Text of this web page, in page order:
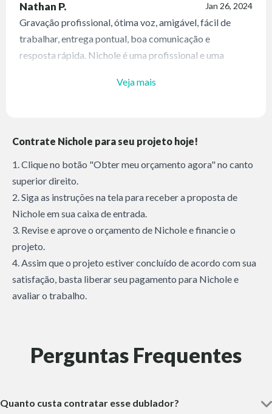
Jan 26, 2024
Nathan P.
Gravação profissional, ótima voz, amigável, fácil de
trabalhar, entrega pontual, boa comunicação e
resposta rápida. Nichole é uma profissional e uma
Veja mais
Contrate Nichole para seu projeto hoje!
1. Clique no botão "Obter meu orçamento agora" no canto
superior direito.
2. Siga as instruções na tela para receber a proposta de
Nichole em sua caixa de entrada.
3. Revise e aprove o orçamento de Nichole e financie o
projeto.
4. Assim que o projeto estiver concluído de acordo com sua
satisfação, basta liberar seu pagamento para Nichole e
avaliar o trabalho.
Perguntas Frequentes
Quanto custa contratar esse dublador?